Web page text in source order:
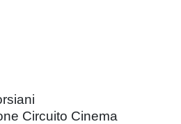
Circuito Cinema